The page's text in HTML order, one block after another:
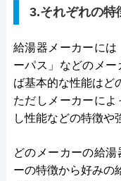
3.それぞれの特
給湯器メーカーに
ーパス」などのメ
ば基本的な性能はど
ただしメーカーに
し性能などの特徴や
どのメーカーの給
ーの特徴から好みの